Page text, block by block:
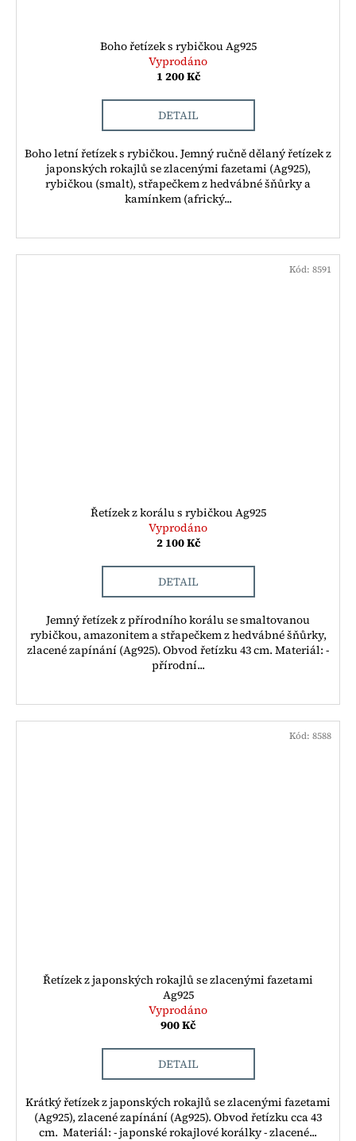
Boho řetízek s rybičkou Ag925
Vyprodáno
1 200 Kč
DETAIL
Boho letní řetízek s rybičkou. Jemný ručně dělaný řetízek z
japonských rokajlů se zlacenými fazetami (Ag925),
rybičkou (smalt), střapečkem z hedvábné šňůrky a
kamínkem (africký...
Řetízek z korálu s rybičkou Ag925
Vyprodáno
2 100 Kč
DETAIL
Jemný řetízek z přírodního korálu se smaltovanou
rybičkou, amazonitem a střapečkem z hedvábné šňůrky,
zlacené zapínání (Ag925). Obvod řetízku 43 cm. Materiál: -
přírodní...
Kód: 8591
Řetízek z japonských rokajlů se zlacenými fazetami
Ag925
Vyprodáno
900 Kč
DETAIL
Krátký řetízek z japonských rokajlů se zlacenými fazetami
(Ag925), zlacené zapínání (Ag925). Obvod řetízku cca 43
cm. Materiál: - japonské rokajlové korálky - zlacené...
Kód: 8588